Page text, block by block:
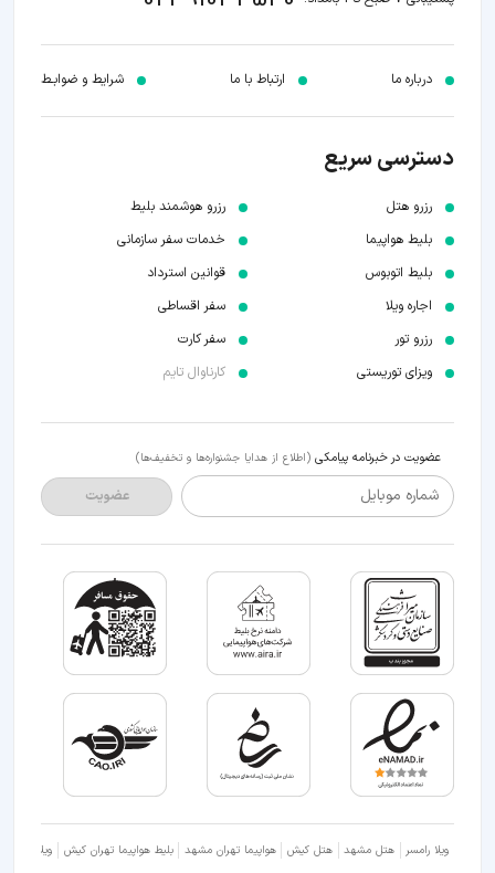
درباره ما ارتباط با ما شرایط و ضوابـط
دسترسی سریع
رزرو هتل
بلیط هواپیما
بلیط اتوبوس
اجاره ویلا
رزرو تور
ویزای توریستی
رزرو هوشمند بلیط
خدمات سفر سازمانی
قوانین استرداد
سفر اقساطی
سفر کارت
کارناوال تایم
عضویت در خبرنامه پیامکی (اطلاع از هدایا جشنواره‌ها و تخفیف‌ها)
شماره موبایل عضویت
ویلا رامسر هتل مشهد هتل کیش هواپیما تهران مشهد بلیط هواپیما تهران کیش ویلا شمال